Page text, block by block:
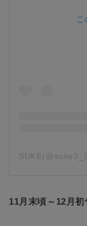
11月末頃～12月初